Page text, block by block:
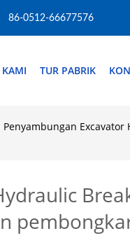
86-0512-66677576
TUR PABRIK
Penyambungan